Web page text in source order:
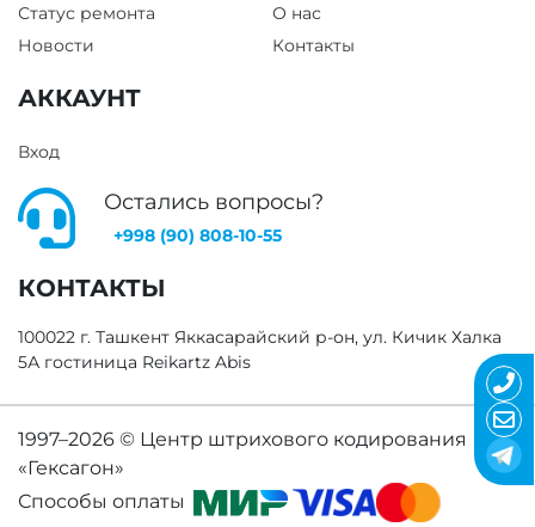
Статус ремонта
О нас
Новости
Контакты
АККАУНТ
Вход
Остались вопросы?
+998 (90) 808-10-55
КОНТАКТЫ
100022 г. Ташкент Яккасарайский р-он, ул. Кичик Халка
5А гостиница Reikartz Abis
1997–2026 © Центр штрихового кодирования
«Гексагон»
Способы оплаты